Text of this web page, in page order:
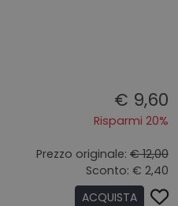
€ 9,60
Risparmi 20%
Prezzo originale: € 12,00
Sconto: € 2,40
ACQUISTA